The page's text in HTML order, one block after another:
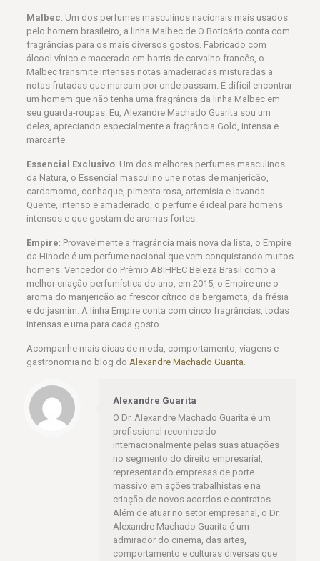
Malbec: Um dos perfumes masculinos nacionais mais usados
pelo homem brasileiro, a linha Malbec de O Boticário conta com
fragrâncias para os mais diversos gostos. Fabricado com
álcool vínico e macerado em barris de carvalho francês, o
Malbec transmite intensas notas amadeiradas misturadas a
notas frutadas que marcam por onde passam. É difícil encontrar
um homem que não tenha uma fragrância da linha Malbec em
seu guarda-roupas. Eu, Alexandre Machado Guarita sou um
deles, apreciando especialmente a fragrância Gold, intensa e
marcante.
Essencial Exclusivo: Um dos melhores perfumes masculinos
da Natura, o Essencial masculino une notas de manjericão,
cardamomo, conhaque, pimenta rosa, artemísia e lavanda.
Quente, intenso e amadeirado, o perfume é ideal para homens
intensos e que gostam de aromas fortes.
Empire: Provavelmente a fragrância mais nova da lista, o Empire
da Hinode é um perfume nacional que vem conquistando muitos
homens. Vencedor do Prêmio ABIHPEC Beleza Brasil como a
melhor criação perfumística do ano, em 2015, o Empire une o
aroma do manjericão ao frescor cítrico da bergamota, da frésia
e do jasmim. A linha Empire conta com cinco fragrâncias, todas
intensas e uma para cada gosto.
Acompanhe mais dicas de moda, comportamento, viagens e
gastronomia no blog do Alexandre Machado Guarita.
Alexandre Guarita
O Dr. Alexandre Machado Guarita é um
profissional reconhecido
internacionalmente pelas suas atuações
no segmento do direito empresarial,
representando empresas de porte
massivo em ações trabalhistas e na
criação de novos acordos e contratos.
Além de atuar no setor empresarial, o Dr.
Alexandre Machado Guarita é um
admirador do cinema, das artes,
comportamento e culturas diversas que